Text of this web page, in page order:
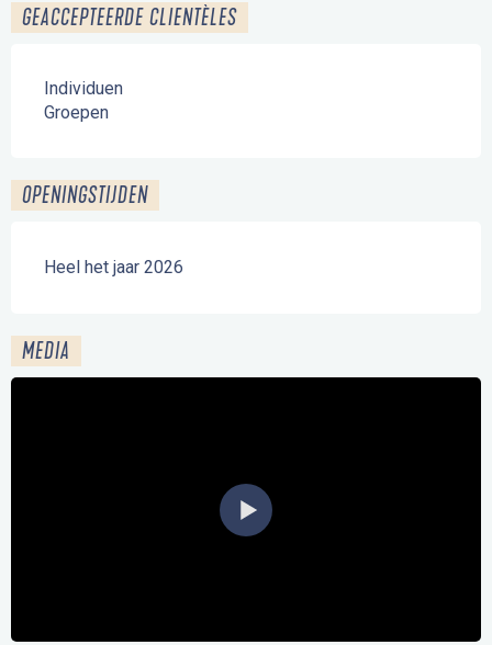
GEACCEPTEERDE CLIENTÈLES
Individuen
Groepen
OPENINGSTIJDEN
Heel het jaar 2026
MEDIA